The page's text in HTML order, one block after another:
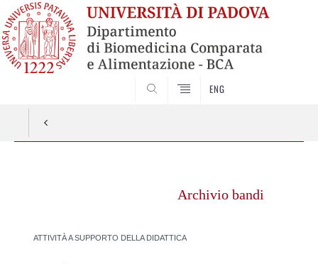
ENG
Archivio bandi
ATTIVITÀ A SUPPORTO DELLA DIDATTICA